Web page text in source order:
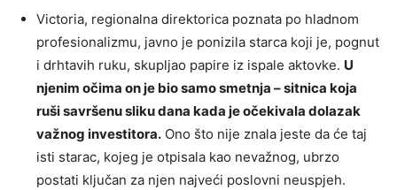
Victoria, regionalna direktorica poznata po hladnom
profesionalizmu, javno je ponizila starca koji je, pognut
i drhtavih ruku, skupljao papire iz ispale aktovke. U
njenim očima on je bio samo smetnja – sitnica koja
ruši savršenu sliku dana kada je očekivala dolazak
važnog investitora. Ono što nije znala jeste da će taj
isti starac, kojeg je otpisala kao nevažnog, ubrzo
postati ključan za njen najveći poslovni neuspjeh.